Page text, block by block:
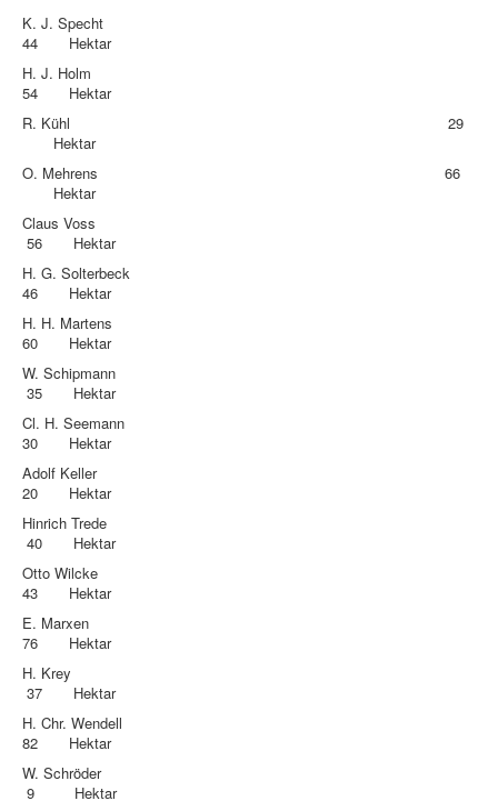
K. J. Specht
44 Hektar
H. J. Holm
54 Hektar
R. Kühl 29
Hektar
O. Mehrens 66
Hektar
Claus Voss
56 Hektar
H. G. Solterbeck
46 Hektar
H. H. Martens
60 Hektar
W. Schipmann
35 Hektar
Cl. H. Seemann
30 Hektar
Adolf Keller
20 Hektar
Hinrich Trede
40 Hektar
Otto Wilcke
43 Hektar
E. Marxen
76 Hektar
H. Krey
37 Hektar
H. Chr. Wendell
82 Hektar
W. Schröder
9 Hektar